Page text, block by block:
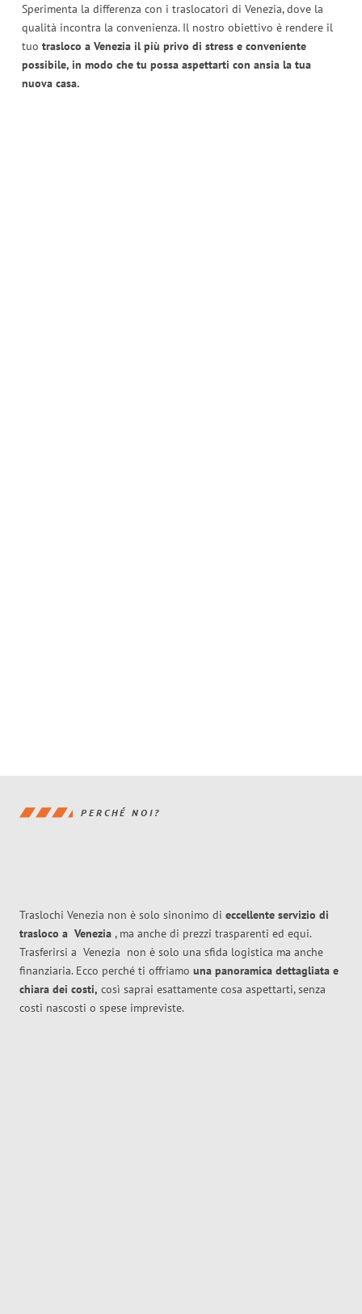
Sperimenta la differenza con i traslocatori di Venezia, dove la
qualità incontra la convenienza. Il nostro obiettivo è rendere il
tuo trasloco a Venezia il più privo di stress e conveniente
possibile, in modo che tu possa aspettarti con ansia la tua
nuova casa.
PERCHÉ NOI?
Traslochi Venezia non è solo sinonimo di eccellente servizio di
trasloco a Venezia , ma anche di prezzi trasparenti ed equi.
Trasferirsi a Venezia non è solo una sfida logistica ma anche
finanziaria. Ecco perché ti offriamo una panoramica dettagliata e
chiara dei costi, così saprai esattamente cosa aspettarti, senza
costi nascosti o spese impreviste.